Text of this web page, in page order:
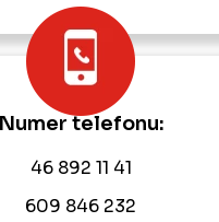
Numer telefonu:
46 892 11 41
609 846 232